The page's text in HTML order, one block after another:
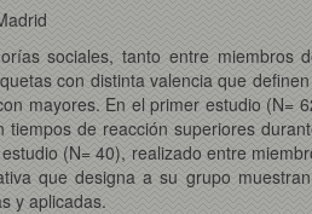
sociales, tanto entre miembros
con distinta valencia que
mayores. En el primer estudio (N=
de reacción superiores
(N= 40), realizado entre
que designa a su grupo
y aplicadas.